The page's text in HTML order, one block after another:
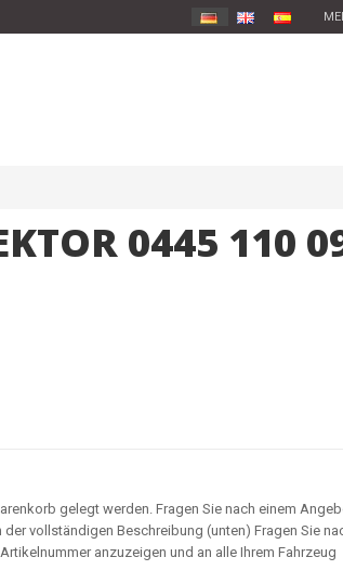
0445 110
gelegt werden. Fragen Sie nach einem
vollständigen Beschreibung (unten) Fragen Sie
anzuzeigen und an alle Ihrem Fahrzeug